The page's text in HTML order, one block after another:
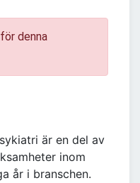
denna
är en del av
inom
år i branschen.